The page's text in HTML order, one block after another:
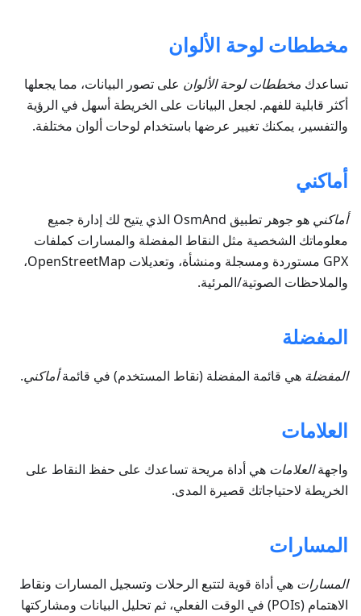
مخططات لوحة الألوان
تساعدك مخططات لوحة الألوان على تصور البيانات، مما يجعلها
أكثر قابلية للفهم. لجعل البيانات على الخريطة أسهل في الرؤية
والتفسير، يمكنك تغيير عرضها باستخدام لوحات ألوان مختلفة.
أماكني
أماكني
هو جوهر تطبيق OsmAnd الذي يتيح لك إدارة جميع
معلوماتك الشخصية مثل النقاط المفضلة والمسارات كملفات
GPX مستوردة ومسجلة ومنشأة، وتعديلات OpenStreetMap،
والملاحظات الصوتية/المرئية.
المفضلة
المفضلة هي قائمة المفضلة (نقاط المستخدم) في قائمةأماكني.
العلامات
واجهةالعلامات هي أداة مريحة تساعدك على حفظ النقاط على
الخريطة لاحتياجاتك قصيرة المدى.
المسارات
المسارات هي أداة قوية لتتبع الرحلات وتسجيل المسارات ونقاط
الاهتمام (POIs) في الوقت الفعلي، ثم تحليل البيانات ومشاركتها